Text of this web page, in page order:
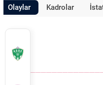
Olaylar Kadrolar